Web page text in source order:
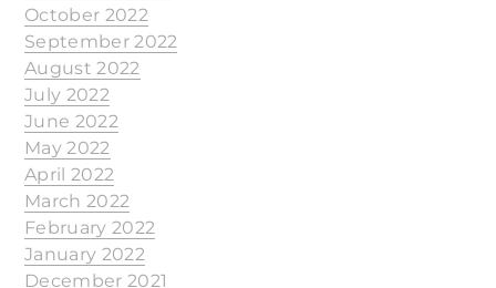
October 2022
September 2022
August 2022
July 2022
June 2022
May 2022
April 2022
March 2022
February 2022
January 2022
December 2021